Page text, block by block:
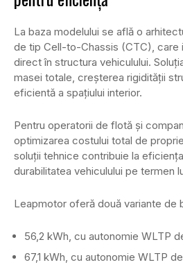
La baza modelului se află o
de tip Cell-to-Chassis (CTC), care
direct în structura vehiculului.
masei totale, creșterea rigidității
eficientă a spațiului interior.
Pentru operatorii de flotă și
optimizarea costului total de
soluții tehnice contribuie la
durabilitatea vehiculului pe termen
Leapmotor oferă două variante de
56,2 kWh, cu autonomie WLTP
67,1 kWh, cu autonomie WLTP